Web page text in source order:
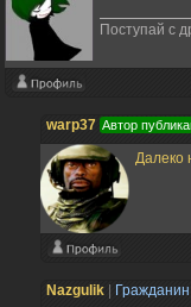
Поступай с
warp37 Автор
Далеко
Nazgulik